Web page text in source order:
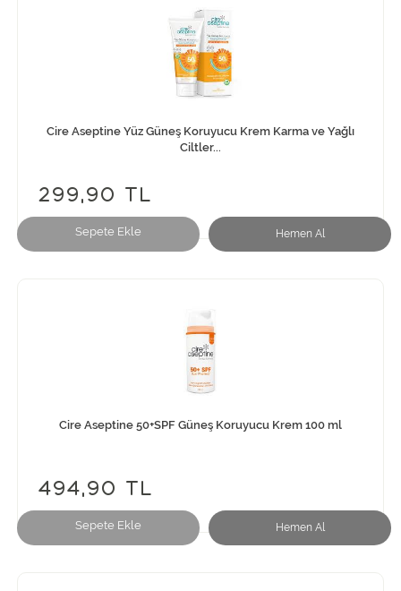
Sepete Ekle Hemen Al
Cire Aseptine Yüz Güneş Koruyucu Krem Karma ve Yağlı
Ciltler...
299,90 TL
Sepete Ekle Hemen Al
Cire Aseptine 50+SPF Güneş Koruyucu Krem 100 ml
494,90 TL